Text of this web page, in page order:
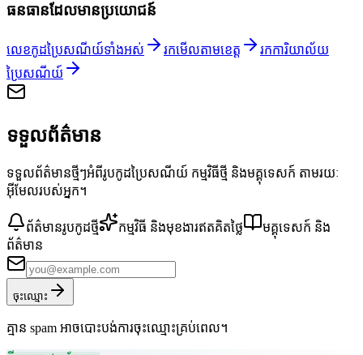
ធនធានដែលមានប្រយោជន៍
លេខកូដប្រៃសណីយ៍ទាំងអស់ រកមើលតាមខេត្ត
រកការិយាល័យ
ប្រៃសណីយ៍
ទទួលព័ត៌មាន
ទទួលព័ត៌មានថ្មីៗអំពីរូបកូដប្រៃសណីយ៍ កម្មវិធីថ្មី និងមគ្គុទេសក៍ តាមរយៈ
អ៊ីមែលរបស់អ្នក។
ព័ត៌មានរូបកូដថ្មី កម្មវិធី និងមុខងារឥតគិតថ្លៃ
មគ្គុទេសក៍ និង
ព័ត៌មាន
ចុះឈ្មោះ
គ្មាន spam អាចបោះបង់ការចុះឈ្មោះគ្រប់ពេល។